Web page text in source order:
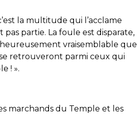
la multitude qui l’acclame
partie. La foule est disparate,
vraisemblable que
retrouveront parmi ceux qui
! ».
marchands du Temple et les